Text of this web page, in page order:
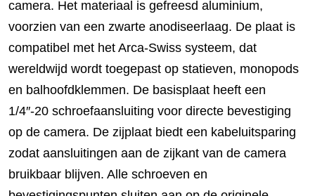
camera. Het materiaal is gefreesd aluminium,
voorzien van een zwarte anodiseerlaag. De plaat is
compatibel met het Arca-Swiss systeem, dat
wereldwijd wordt toegepast op statieven, monopods
en balhoofdklemmen. De basisplaat heeft een
1/4″-20 schroefaansluiting voor directe bevestiging
op de camera. De zijplaat biedt een kabeluitsparing
zodat aansluitingen aan de zijkant van de camera
bruikbaar blijven. Alle schroeven en